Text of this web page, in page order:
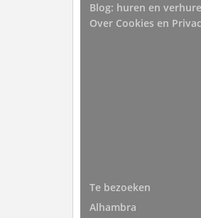
Blog: huren en
Over Cookies en
Te bezoeken
Alhambra